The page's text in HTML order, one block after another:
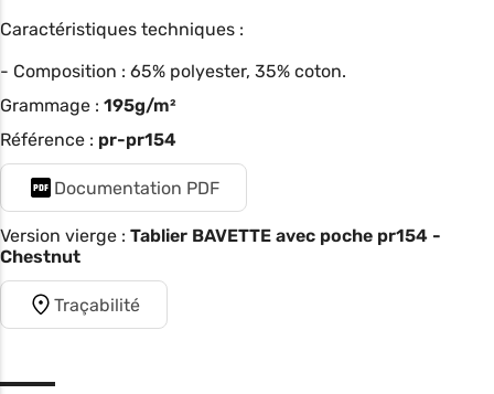
Caractéristiques techniques :
- Composition : 65% polyester, 35% coton.
Grammage : 195g/m²
Référence : pr-pr154
Documentation PDF
Version vierge : Tablier BAVETTE avec poche pr154 -
Chestnut
Traçabilité